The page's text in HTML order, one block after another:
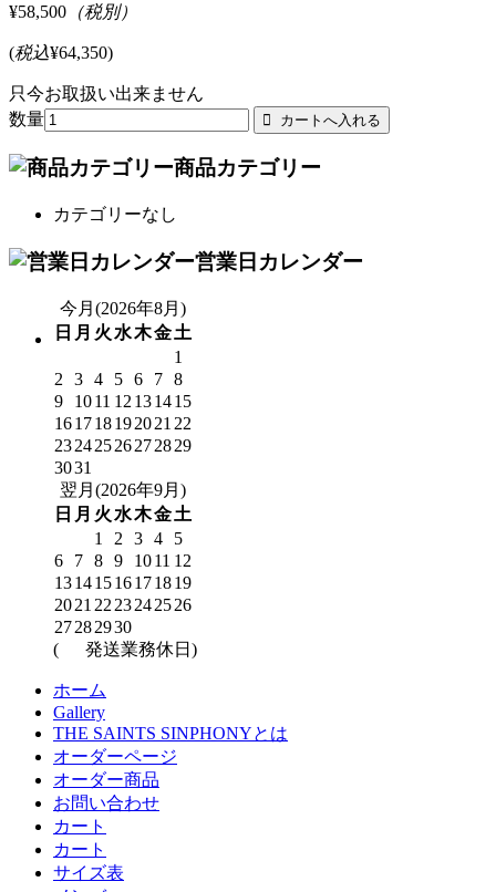
¥58,500 （税別）
(税込¥64,350)
只今お取扱い出来ません
数量
商品カテゴリー
カテゴリーなし
営業日カレンダー
今月(2026年8月)
日 月 火 水木金土
1
2
3 4 5 6 7 8
9
1011 12 131415
161718192021 22
23242526272829
3031
翌月(2026年9月)
日 月 火 水木金土
1
2 3 4
5
6
7 8 9 1011 12
13141516171819
2021 22 23242526
27282930
(
発送業務休日)
ホーム
Gallery
THE SAINTS SINPHONYとは
オーダーページ
オーダー商品
お問い合わせ
カート
カート
サイズ表